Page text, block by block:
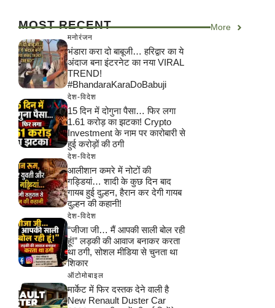
MOST RECENT More
मनोरंजन
भंडारा करा दो बाबूजी… हरिद्वार का ये
अंदाज बना इंटरनेट का नया VIRAL
TREND!
#BhandaraKaraDoBabuji
देश-विदेश
15 दिन में दोगुना पैसा… फिर लगा
1.61 करोड़ का झटका! Crypto
Investment के नाम पर कारोबारी से
हुई करोड़ों की ठगी
देश-विदेश
आलीशान कमरे में नोटों की
गड्डियां… शादी के कुछ दिन बाद
गायब हुई दुल्हन, हैरान कर देगी गायब
दुल्हन की कहानी!
देश-विदेश
“जीजा जी… मैं आपकी साली बोल रही
हूं!” लड़की की आवाज बनाकर करता
था ठगी, सोशल मीडिया से चुनता था
शिकार
ऑटोमोबाइल
मार्केट में फिर दस्तक देने वाली है
New Renault Duster Car